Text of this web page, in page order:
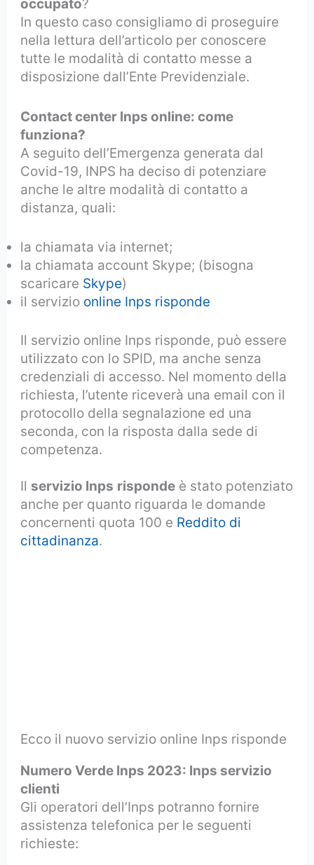
occupato?
In questo caso consigliamo di proseguire
nella lettura dell’articolo per conoscere
tutte le modalità di contatto messe a
disposizione dall’Ente Previdenziale.
Contact center Inps online: come
funziona?
A seguito dell’Emergenza generata dal
Covid-19, INPS ha deciso di potenziare
anche le altre modalità di contatto a
distanza, quali:
la chiamata via internet;
la chiamata account Skype; (bisogna
scaricare Skype)
il servizio online Inps risponde
Il servizio online Inps risponde, può essere
utilizzato con lo SPID, ma anche senza
credenziali di accesso. Nel momento della
richiesta, l’utente riceverà una email con il
protocollo della segnalazione ed una
seconda, con la risposta dalla sede di
competenza.
Il servizio Inps risponde è stato potenziato
anche per quanto riguarda le domande
concernenti quota 100 e Reddito di
cittadinanza.
Ecco il nuovo servizio online Inps risponde
Numero Verde Inps 2023: Inps servizio
clienti
Gli operatori dell’Inps potranno fornire
assistenza telefonica per le seguenti
richieste: